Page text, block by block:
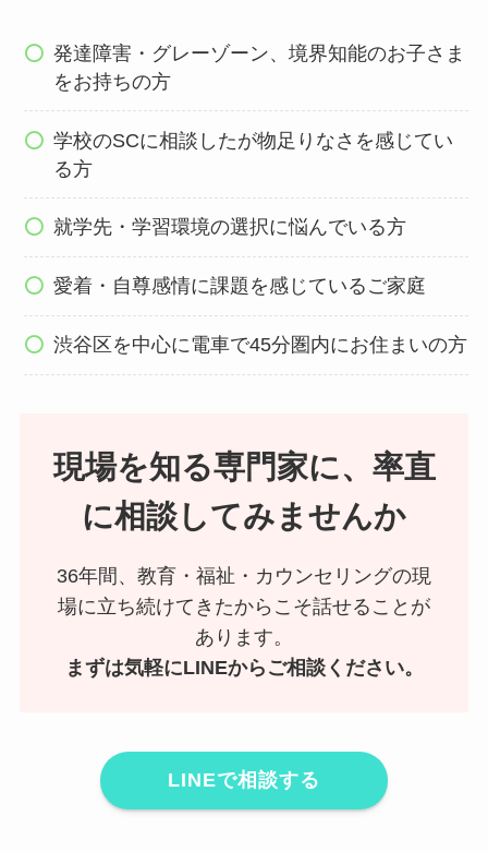
発達障害・グレーゾーン、境界知能のお子さま
をお持ちの方
学校のSCに相談したが物足りなさを感じてい
る方
就学先・学習環境の選択に悩んでいる方
愛着・自尊感情に課題を感じているご家庭
渋谷区を中心に電車で45分圏内にお住まいの方
現場を知る専門家に、率直
に相談してみませんか
36年間、教育・福祉・カウンセリングの現
場に立ち続けてきたからこそ話せることが
あります。
まずは気軽にLINEからご相談ください。
LINEで相談する